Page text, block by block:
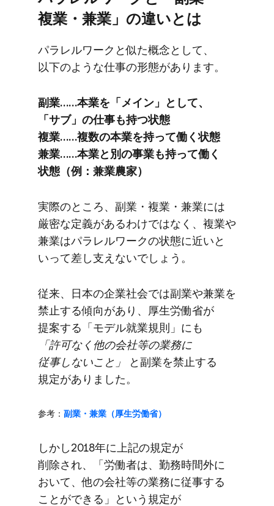
複業・兼業」の​違いとは
パラレルワークと​似た​概念と​して、​
以下のような​仕事の​形態が​あります。
副業……本業を​「メイン」と​して、​
「サブ」の​仕事も​持つ状態
複業……​複数の​本業を​持って働く​状態
兼業……本業と​別の​事業も​持って働く​
状態​（例：兼業農家）
実際の​ところ、​副業・複業・兼業には​
厳密な​定義が​あるわけではなく、​複業や​
兼業は​パラレルワークの​状態に​近いと​
いって​差し支えないでしょう。
従来、​日本の​企業社会では​副業や​兼業を​
禁止する​傾向が​あり、​厚生労働省が​
提案する​「モデル就業規則」にも​
「許可なく​他の​会社等の​業務に​
従事しない​こと」
と​副業を​禁止する​
規定が​ありました。
参考： 副業・兼業​（厚生労働省）
しかし​2018年に​上記の​規定が​
削除され、​「労働者は、​勤務時間外に​
おいて、​他の​会社等の​業務に​従事する​
ことができる」と​いう​規定が​